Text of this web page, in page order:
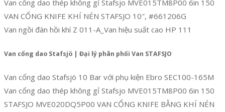
Van cổng dao thép không gỉ Stafsjo MVE015TM8P00 6in 150
VAN CỔNG KNIFE KHÍ NÉN STAFSJO 10″, #661206G
Van ngồi đàn hồi khí Z 011-A_Van hiệu suất cao HP 111
Van cổng dao Stafsjö | Đại lý phân phối Van STAFSJO
Van cổng dao Stafsjö 10 Bar với phụ kiện Ebro SEC100-165M
Van cổng dao thép không gỉ Stafsjo MVE015TM8P00 6in 150
STAFSJO MVE020DQ5P00 VAN CỔNG KNIFE BẰNG KHÍ NÉN